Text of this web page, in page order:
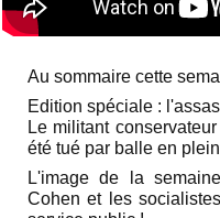
Au sommaire cette
Edition spéciale :
Le militant
été tué par balle en
L'image de la
Cohen et les